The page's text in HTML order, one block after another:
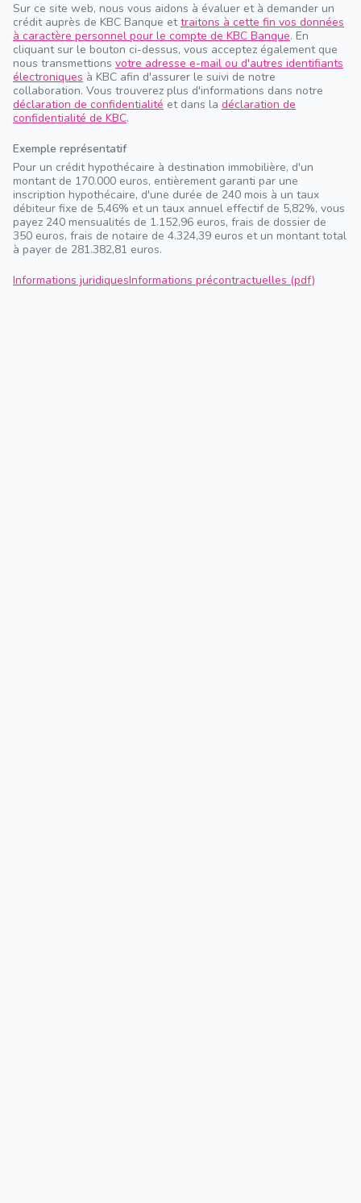
Sur ce site web, nous vous aidons à évaluer et à demander un
crédit auprès de KBC Banque ettraitons à cette fin vos données
à caractère personnel pour le compte de KBC Banque. En
cliquant sur le bouton ci-dessus, vous acceptez également que
nous transmettions votre adresse e-mail ou d'autres identifiants
électroniques à KBC afin d'assurer le suivi de notre
collaboration. Vous trouverez plus d'informations dans notre
déclaration de confidentialité et dans la déclaration de
confidentialité de KBC.
Exemple représentatif
Pour un crédit hypothécaire à destination immobilière, d'un
montant de 170.000 euros, entièrement garanti par une
inscription hypothécaire, d'une durée de 240 mois à un taux
débiteur fixe de 5,46% et un taux annuel effectif de 5,82%, vous
payez 240 mensualités de 1.152,96 euros, frais de dossier de
350 euros, frais de notaire de 4.324,39 euros et un montant total
à payer de 281.382,81 euros.
Informations juridiquesInformations précontractuelles (pdf)